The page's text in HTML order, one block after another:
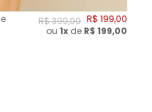
R$399,00 R$ 199,00
ou 1xde R$ 199,00